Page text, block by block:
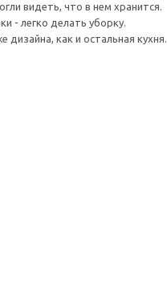
видеть, что в нем хранится.
- легко делать уборку.
как и остальная кухня.